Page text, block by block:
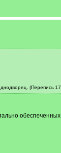
(Перепись
обеспеченных